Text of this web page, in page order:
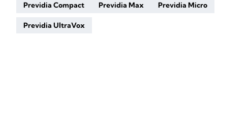
Previdia Compact Previdia Max Previdia Micro
Previdia UltraVox